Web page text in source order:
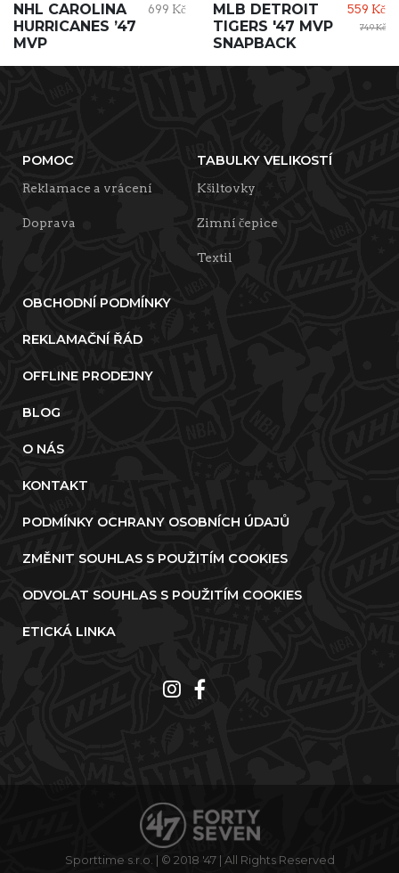
NHL CAROLINA
HURRICANES ’47
MVP
699 Kč
MLB DETROIT
TIGERS '47 MVP
SNAPBACK
559 Kč
749 Kč
POMOC
Reklamace a vrácení
Doprava
TABULKY VELIKOSTÍ
Kšiltovky
Zimní čepice
Textil
OBCHODNÍ PODMÍNKY
REKLAMAČNÍ ŘÁD
OFFLINE PRODEJNY
BLOG
O NÁS
KONTAKT
PODMÍNKY OCHRANY OSOBNÍCH ÚDAJŮ
ZMĚNIT SOUHLAS S POUŽITÍM COOKIES
ODVOLAT SOUHLAS S POUŽITÍM COOKIES
ETICKÁ LINKA
Sporttime s.r.o. | © 2018 '47 | All Rights Reserved